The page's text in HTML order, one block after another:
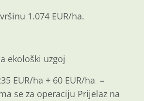
1.074 EUR/ha.
ekološki uzgoj
EUR/ha + 60 EUR/ha –
se za operaciju Prijelaz na